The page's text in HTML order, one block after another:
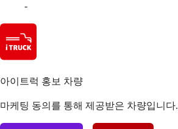
-
아이트럭 홍보 차량
마케팅 동의를 통해 제공받은 차량입니다.